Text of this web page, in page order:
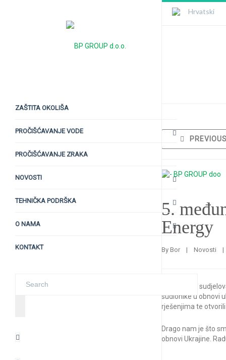
Hrvatski
ZAŠTITA OKOLIŠA
PROČIŠĆAVANJE VODE
PROČIŠĆAVANJE ZRAKA
NOVOSTI
TEHNIČKA PODRŠKA
O NAMA
KONTAKT
PREVIOUS
5.
Energy
By Bor | Novosti |
Naši kolege
sudionike u obnovi
rješenjima te
Drago nam je što
obnovi Ukrajine.